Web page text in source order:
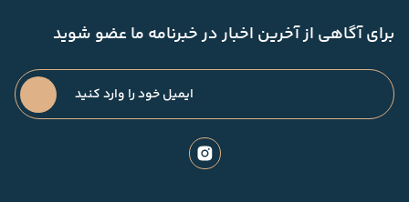
برای آگاهی از آخرین اخبار در خبرنامه ما عضو شوید